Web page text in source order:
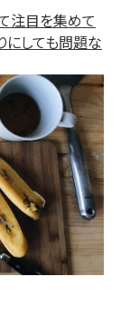
注目を集めて
にしても問題な